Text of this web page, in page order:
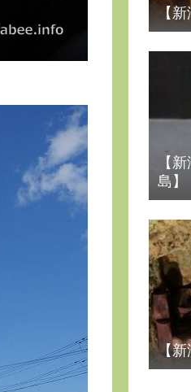
【
【
島】
【新